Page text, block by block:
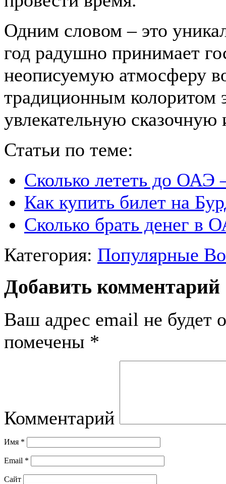
Одним словом – это
год радушно принимает
неописуемую атмосферу
традиционным
увлекательную сказочную
Статьи по теме:
Сколько лететь до ОАЭ
Как купить билет на
Сколько брать денег в
Категория: Популярные
Добавить комментарий
Ваш адрес email не будет
помечены *
Комментарий
Имя *
Email *
Сайт